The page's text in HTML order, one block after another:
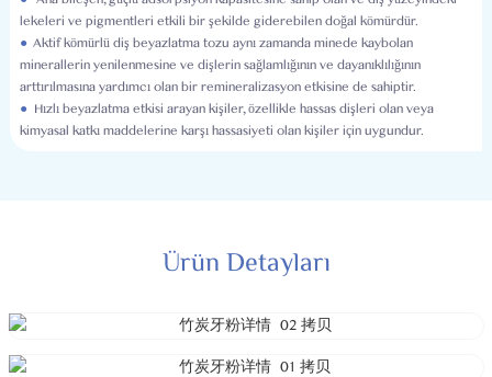
lekeleri ve pigmentleri etkili bir şekilde giderebilen doğal kömürdür.
● Aktif kömürlü diş beyazlatma tozu aynı zamanda minede kaybolan
minerallerin yenilenmesine ve dişlerin sağlamlığının ve dayanıklılığının
arttırılmasına yardımcı olan bir remineralizasyon etkisine de sahiptir.
● Hızlı beyazlatma etkisi arayan kişiler, özellikle hassas dişleri olan veya
kimyasal katkı maddelerine karşı hassasiyeti olan kişiler için uygundur.
Ürün Detayları